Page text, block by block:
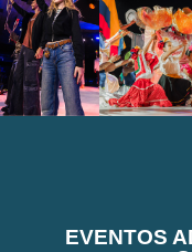
EVENTOS